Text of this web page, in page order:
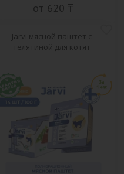
от 620 ₸
Jarvi мясной паштет с
телятиной для котят